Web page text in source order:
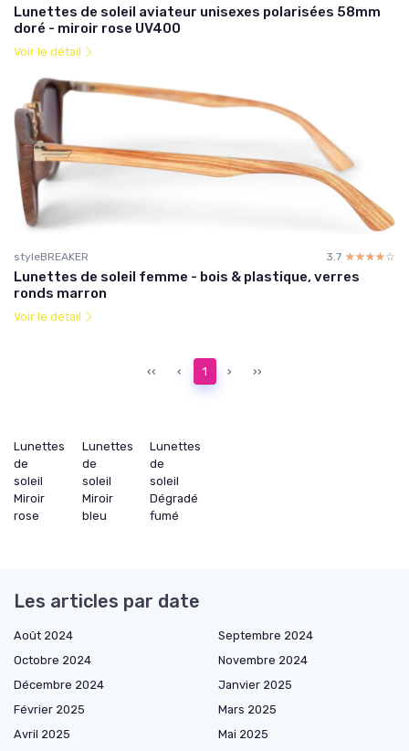
Lunettes de soleil aviateur unisexes polarisées 58mm
doré - miroir rose UV400
Voir le détail
styleBREAKER 3.7 ☆☆☆☆☆
★★★★★
Lunettes de soleil femme - bois & plastique, verres
ronds marron
Voir le détail
‹‹ ‹ 1 › ››
Lunettes
de
soleil
Miroir
rose
Lunettes
de
soleil
Miroir
bleu
Lunettes
de
soleil
Dégradé
fumé
Les articles par date
Août 2024
Septembre 2024
Octobre 2024
Novembre 2024
Décembre 2024
Janvier 2025
Février 2025
Mars 2025
Avril 2025
Mai 2025